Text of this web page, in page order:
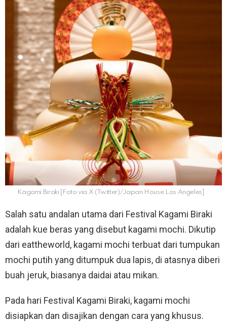
Kagami Biraki [Foto via X (Twitter)/Japan House Los Angeles]
Salah satu andalan utama dari Festival Kagami Biraki
adalah kue beras yang disebut kagami mochi. Dikutip
dari eattheworld, kagami mochi terbuat dari tumpukan
mochi putih yang ditumpuk dua lapis, di atasnya diberi
buah jeruk, biasanya daidai atau mikan.
Pada hari Festival Kagami Biraki, kagami mochi
disiapkan dan disajikan dengan cara yang khusus.